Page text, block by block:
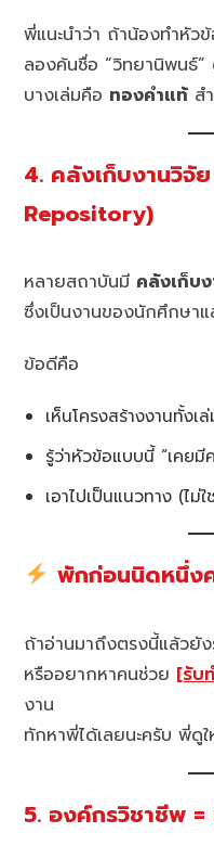
พี่แนะนำว่า ถ้าน้องทำหัวข้
ลองค้นชื่อ “วิทยานิพนธ์”
บางเล่มคือ ทองคำแท้ ส
4. คลังเก็บงานวิจั
Repository)
หลายสถาบันมี คลังเก็บ
ซึ่งเป็นงานของนักศึกษา
ข้อดีคือ
เห็นโครงสร้างงานทั้งเ
รู้ว่าหัวข้อแบบนี้ “เคยมี
เอาไปเป็นแนวทาง (ไม่
พักก่อนนิดหนึ่ง
ถ้าอ่านมาถึงตรงนี้แล้วยั
หรืออยากหาคนช่วย [รับ
งาน
ทักหาพี่ได้เลยนะครับ พี่ดูใ
5. องค์กรวิชาชีพ